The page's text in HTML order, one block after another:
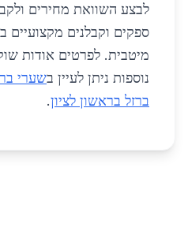
לבצע השוואת מחירים
ספקים וקבלנים מקצועיים
מיטבית. לפרטים אודות
נוספות ניתן לעיין בשערי
ברזל בראשון לציון.